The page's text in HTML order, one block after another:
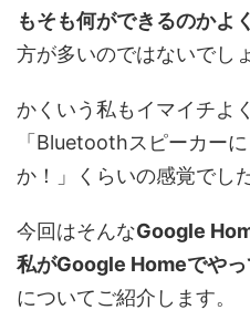
もそも何ができるのかよ
方が多いのではないでし
かくいう私もイマイチよ
「Bluetoothスピーカー
か！」くらいの感覚でした
今回はそんなGoogle
私がGoogle Homeでや
についてご紹介します。